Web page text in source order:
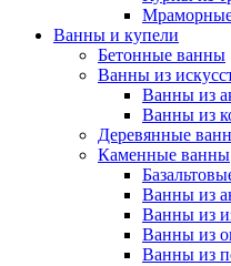
Ванны и купели
Бетонные ванны
Ванны из
Ванны из
Ванны из
Деревянные
Каменные ванны
Ванны из
Ванны из
Ванны из
Ванны из